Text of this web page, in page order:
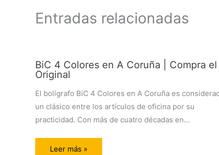
Entradas relacionadas
BiC 4 Colores en A Coruña | Compra el
Original
El bolígrafo BiC 4 Colores en A Coruña es
un clásico entre los artículos de oficina por su
practicidad. Con más de cuatro décadas en…
Leer más »